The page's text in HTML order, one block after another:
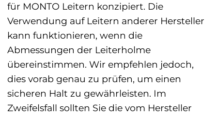
für MONTO Leitern konzipiert. Die
Verwendung auf Leitern anderer Hersteller
kann funktionieren, wenn die
Abmessungen der Leiterholme
übereinstimmen. Wir empfehlen jedoch,
dies vorab genau zu prüfen, um einen
sicheren Halt zu gewährleisten. Im
Zweifelsfall sollten Sie die vom Hersteller